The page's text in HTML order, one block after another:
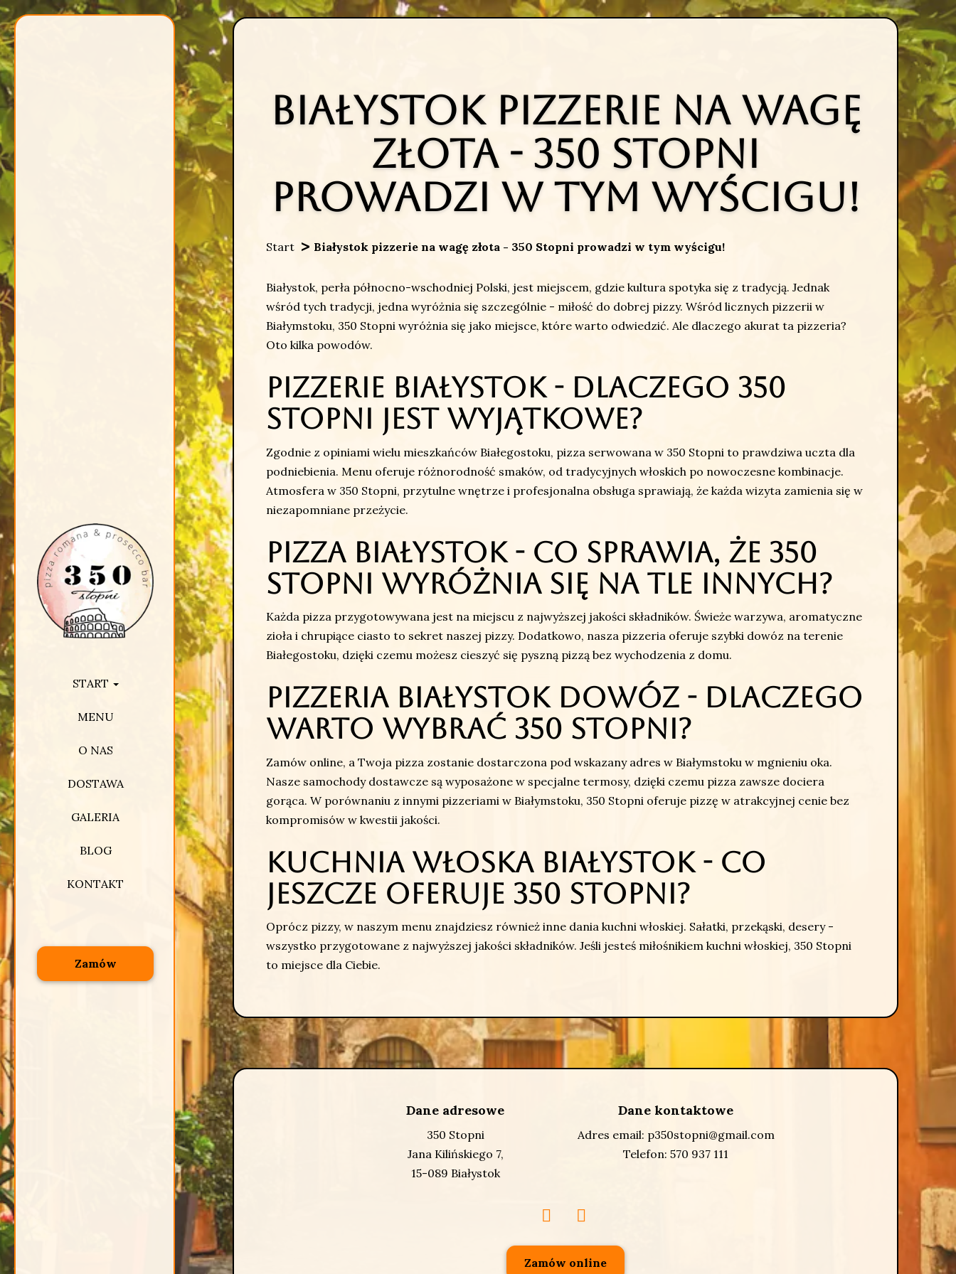
START
MENU
O NAS
DOSTAWA
GALERIA
BLOG
KONTAKT
Zamów
Białystok pizzerie na wagę
złota - 350 Stopni
prowadzi w tym wyścigu!
Start Białystok pizzerie na wagę złota - 350 Stopni prowadzi w tym wyścigu!
Białystok, perła północno-wschodniej Polski, jest miejscem, gdzie kultura spotyka się z tradycją. Jednak
wśród tych tradycji, jedna wyróżnia się szczególnie - miłość do dobrej pizzy. Wśród licznych pizzerii w
Białymstoku, 350 Stopni wyróżnia się jako miejsce, które warto odwiedzić. Ale dlaczego akurat ta pizzeria?
Oto kilka powodów.
Pizzerie Białystok - Dlaczego 350
Stopni jest wyjątkowe?
Zgodnie z opiniami wielu mieszkańców Białegostoku, pizza serwowana w 350 Stopni to prawdziwa uczta dla
podniebienia. Menu oferuje różnorodność smaków, od tradycyjnych włoskich po nowoczesne kombinacje.
Atmosfera w 350 Stopni, przytulne wnętrze i profesjonalna obsługa sprawiają, że każda wizyta zamienia się w
niezapomniane przeżycie.
Pizza Białystok - Co sprawia, że 350
Stopni wyróżnia się na tle innych?
Każda pizza przygotowywana jest na miejscu z najwyższej jakości składników. Świeże warzywa, aromatyczne
zioła i chrupiące ciasto to sekret naszej pizzy. Dodatkowo, nasza pizzeria oferuje szybki dowóz na terenie
Białegostoku, dzięki czemu możesz cieszyć się pyszną pizzą bez wychodzenia z domu.
Pizzeria Białystok dowóz - Dlaczego
warto wybrać 350 Stopni?
Zamów online, a Twoja pizza zostanie dostarczona pod wskazany adres w Białymstoku w mgnieniu oka.
Nasze samochody dostawcze są wyposażone w specjalne termosy, dzięki czemu pizza zawsze dociera
gorąca. W porównaniu z innymi pizzeriami w Białymstoku, 350 Stopni oferuje pizzę w atrakcyjnej cenie bez
kompromisów w kwestii jakości.
Kuchnia włoska Białystok - Co
jeszcze oferuje 350 Stopni?
Oprócz pizzy, w naszym menu znajdziesz również inne dania kuchni włoskiej. Sałatki, przekąski, desery -
wszystko przygotowane z najwyższej jakości składników. Jeśli jesteś miłośnikiem kuchni włoskiej, 350 Stopni
to miejsce dla Ciebie.
Dane adresowe
350 Stopni
Jana Kilińskiego 7,
15-089 Białystok
Dane kontaktowe
Adres email: p350stopni@gmail.com
Telefon: 570 937 111
Zamów online